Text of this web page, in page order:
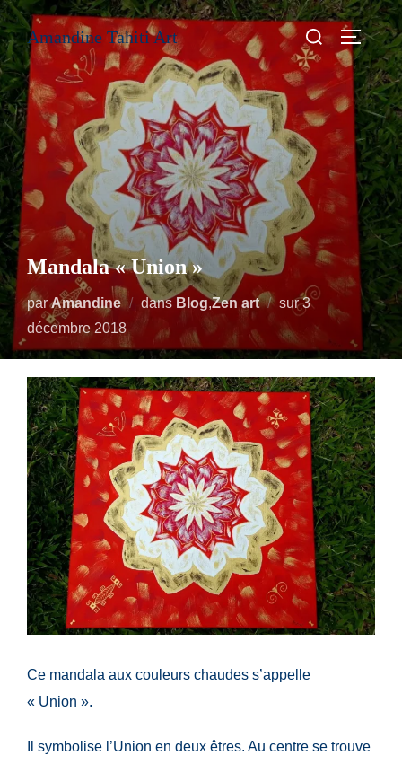
Aller
au
contenu
Amandine Tahiti Art Rechercher :
Mandala « Union »
parAmandine dans Blog,Zen art surPublié
3
décembre 2018
Ce mandala aux couleurs chaudes s’appelle
« Union ».
Il symbolise l’Union en deux êtres. Au centre se trouve